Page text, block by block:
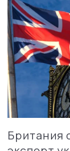
Британия